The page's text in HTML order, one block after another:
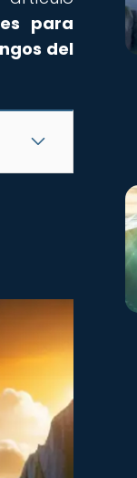
para
del